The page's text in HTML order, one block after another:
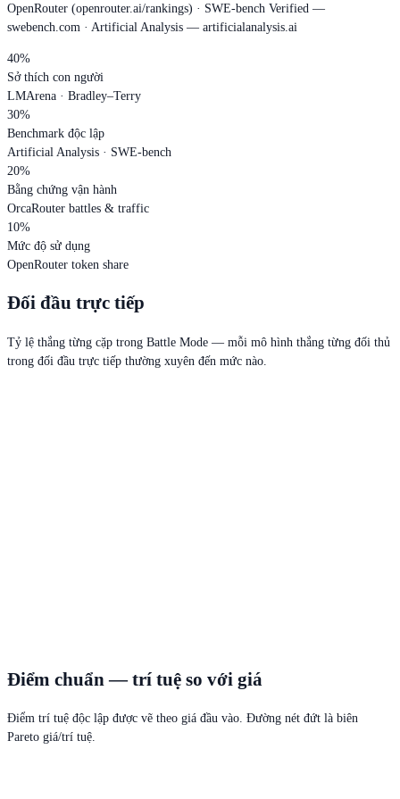
OpenRouter (openrouter.ai/rankings) · SWE-bench Verified —
swebench.com · Artificial Analysis — artificialanalysis.ai
40%
Sở thích con người
LMArena · Bradley–Terry
30%
Benchmark độc lập
Artificial Analysis · SWE-bench
20%
Bằng chứng vận hành
OrcaRouter battles & traffic
10%
Mức độ sử dụng
OpenRouter token share
Đối đầu trực tiếp
Tỷ lệ thắng từng cặp trong Battle Mode — mỗi mô hình thắng từng đối thủ
trong đối đầu trực tiếp thường xuyên đến mức nào.
Điểm chuẩn — trí tuệ so với giá
Điểm trí tuệ độc lập được vẽ theo giá đầu vào. Đường nét đứt là biên
Pareto giá/trí tuệ.